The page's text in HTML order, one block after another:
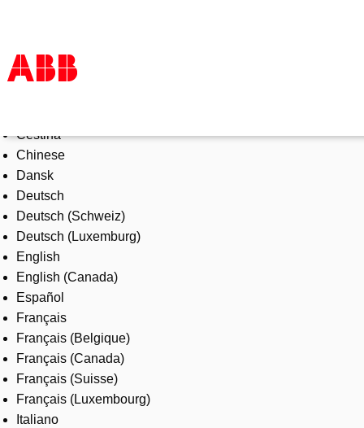
Products & Solutions
Industries
Services
About us
Where to buy
Contact us
Careers
Čeština
Chinese
Dansk
Deutsch
Deutsch (Schweiz)
Deutsch (Luxemburg)
English
English (Canada)
Español
Français
Français (Belgique)
Français (Canada)
Français (Suisse)
Français (Luxembourg)
Italiano